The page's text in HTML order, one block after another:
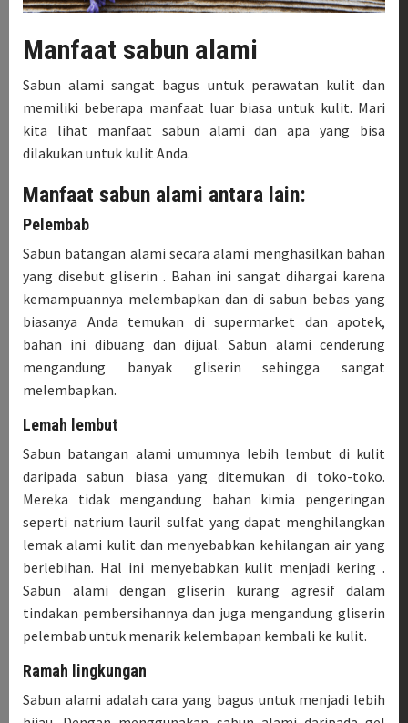
Manfaat sabun alami
Sabun alami sangat bagus untuk perawatan kulit dan
memiliki beberapa manfaat luar biasa untuk kulit. Mari
kita lihat manfaat sabun alami dan apa yang bisa
dilakukan untuk kulit Anda.
Manfaat sabun alami antara lain:
Pelembab
Sabun batangan alami secara alami menghasilkan bahan
yang disebut gliserin . Bahan ini sangat dihargai karena
kemampuannya melembapkan dan di sabun bebas yang
biasanya Anda temukan di supermarket dan apotek,
bahan ini dibuang dan dijual. Sabun alami cenderung
mengandung banyak gliserin sehingga sangat
melembapkan.
Lemah lembut
Sabun batangan alami umumnya lebih lembut di kulit
daripada sabun biasa yang ditemukan di toko-toko.
Mereka tidak mengandung bahan kimia pengeringan
seperti natrium lauril sulfat yang dapat menghilangkan
lemak alami kulit dan menyebabkan kehilangan air yang
berlebihan. Hal ini menyebabkan kulit menjadi kering .
Sabun alami dengan gliserin kurang agresif dalam
tindakan pembersihannya dan juga mengandung gliserin
pelembab untuk menarik kelembapan kembali ke kulit.
Ramah lingkungan
Sabun alami adalah cara yang bagus untuk menjadi lebih